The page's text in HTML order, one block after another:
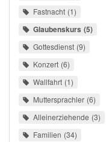
Fastnacht 1
Glaubenskurs 5
Gottesdienst 9
Konzert 6
Wallfahrt 1
Muttersprachler 6
Alleinerziehende 3
Familien 34